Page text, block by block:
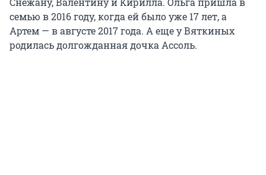
семью в 2016 году, когда ей было уже 17 лет, а
Артем — в августе 2017 года. А еще у Вяткиных
родилась долгожданная дочка Ассоль.